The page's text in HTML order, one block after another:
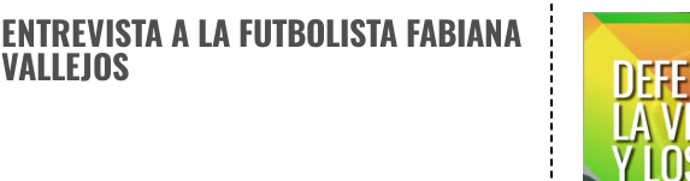
ENTREVISTA A LA FUTBOLISTA FABIANA
VALLEJOS